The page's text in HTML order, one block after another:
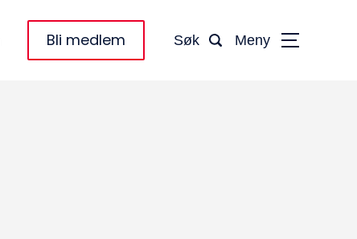
Bli medlem Søk Meny